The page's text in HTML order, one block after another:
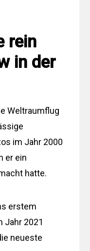
rein
in der
Weltraumflug
im Jahr 2000
er ein
hatte.
erstem
Jahr 2021
neueste